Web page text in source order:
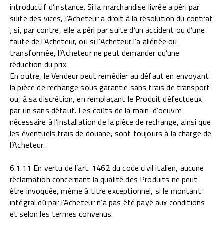
introductif d’instance. Si la marchandise livrée a péri par
suite des vices, l’Acheteur a droit à la résolution du contrat
; si, par contre, elle a péri par suite d’un accident ou d’une
faute de l’Acheteur, ou si l’Acheteur l’a aliénée ou
transformée, l’Acheteur ne peut demander qu’une
réduction du prix.
En outre, le Vendeur peut remédier au défaut en envoyant
la pièce de rechange sous garantie sans frais de transport
ou, à sa discrétion, en remplaçant le Produit défectueux
par un sans défaut. Les coûts de la main-d’oeuvre
nécessaire à l’installation de la pièce de rechange, ainsi que
les éventuels frais de douane, sont toujours à la charge de
l’Acheteur.
6.1.11 En vertu de l’art. 1462 du code civil italien, aucune
réclamation concernant la qualité des Produits ne peut
être invoquée, même à titre exceptionnel, si le montant
intégral dû par l’Acheteur n’a pas été payé aux conditions
et selon les termes convenus.